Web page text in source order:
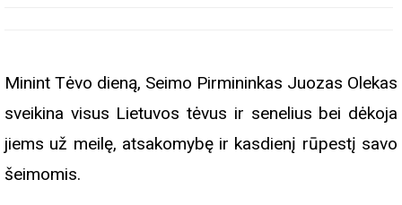
Minint Tėvo dieną, Seimo Pirmininkas Juozas Olekas
sveikina visus Lietuvos tėvus ir senelius bei dėkoja
jiems už meilę, atsakomybę ir kasdienį rūpestį savo
šeimomis.